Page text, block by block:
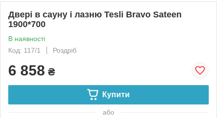
Двері в сауну і лазню Tesli Bravo Sateen
1900*700
В наявності
Код: 117/1
Роздріб
6 858 ₴
Купити
або